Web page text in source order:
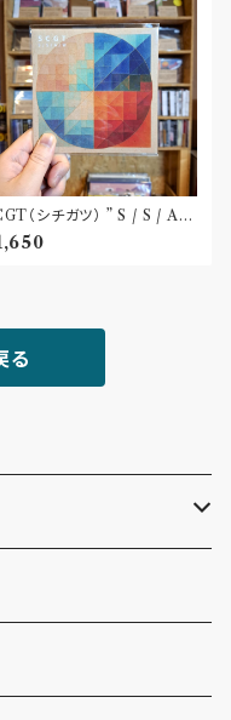
（シチガツ） ” S / S / A /
る